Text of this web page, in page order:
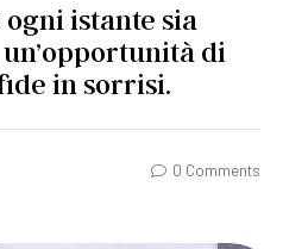
istante sia
di
in sorrisi.
0 Comments